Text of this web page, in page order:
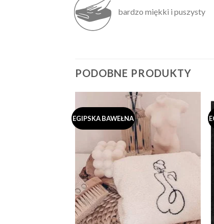
bardzo miękki i puszysty
PODOBNE PRODUKTY
EGIPSKA BAWEŁNA